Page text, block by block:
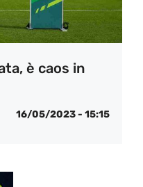
è caos in
16/05/2023 - 15:15